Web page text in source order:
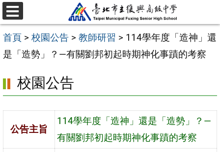
跳
至
主
要
容
區
選
單
首頁 > 校園公告 > 教師研習 > 114學年度「造神」還
是「造勢」？—有關劉邦初起時期神化事蹟的考察
校園公告
公告主旨
114學年度「造神」還是「造勢」？—
有關劉邦初起時期神化事蹟的考察